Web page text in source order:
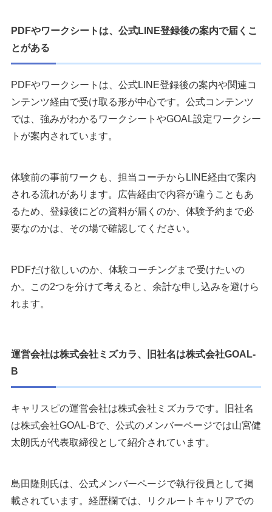
PDFやワークシートは、公式LINE登録後の案内で届くこ
とがある
PDFやワークシートは、公式LINE登録後の案内や関連コ
ンテンツ経由で受け取る形が中心です。公式コンテンツ
では、強みがわかるワークシートやGOAL設定ワークシー
トが案内されています。
体験前の事前ワークも、担当コーチからLINE経由で案内
される流れがあります。広告経由で内容が違うこともあ
るため、登録後にどの資料が届くのか、体験予約まで必
要なのかは、その場で確認してください。
PDFだけ欲しいのか、体験コーチングまで受けたいの
か。この2つを分けて考えると、余計な申し込みを避けら
れます。
運営会社は株式会社ミズカラ、旧社名は株式会社GOAL-
B
キャリスピの運営会社は株式会社ミズカラです。旧社名
は株式会社GOAL-Bで、公式のメンバーページでは山宮健
太朗氏が代表取締役として紹介されています。
島田隆則氏は、公式メンバーページで執行役員として掲
載されています。経歴欄では、リクルートキャリアでの